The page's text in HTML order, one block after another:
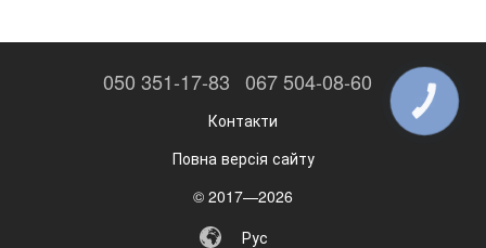
050 351-17-83 067 504-08-60
Контакти
Повна версія сайту
© 2017—2026
Рус
КНОПКА
ЗВ'ЯЗКУ